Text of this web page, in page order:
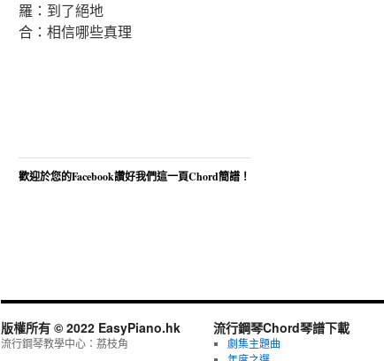
羅：到了絕地
合：相信哪些真理
歡迎於您的Facebook讚好我們這一頁Chord簡譜！
版權所有 © 2022 EasyPiano.hk
流行鋼琴教學中心：荔枝角
流行鋼琴Chord琴譜下載
劇集主題曲